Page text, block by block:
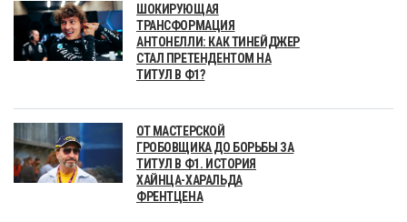
ШОКИРУЮЩАЯ
ТРАНСФОРМАЦИЯ
АНТОНЕЛЛИ: КАК ТИНЕЙДЖЕР
СТАЛ ПРЕТЕНДЕНТОМ НА
ТИТУЛ В Ф1?
ОТ МАСТЕРСКОЙ
ГРОБОВЩИКА ДО БОРЬБЫ ЗА
ТИТУЛ В Ф1. ИСТОРИЯ
ХАЙНЦА-ХАРАЛЬДА
ФРЕНТЦЕНА